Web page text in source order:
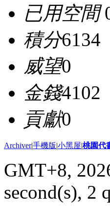
已用空間
積分6134
威望0
金錢4102
貢獻0
Archiver|手機版|小黑屋|桃園代
GMT+8,
second(s), 2